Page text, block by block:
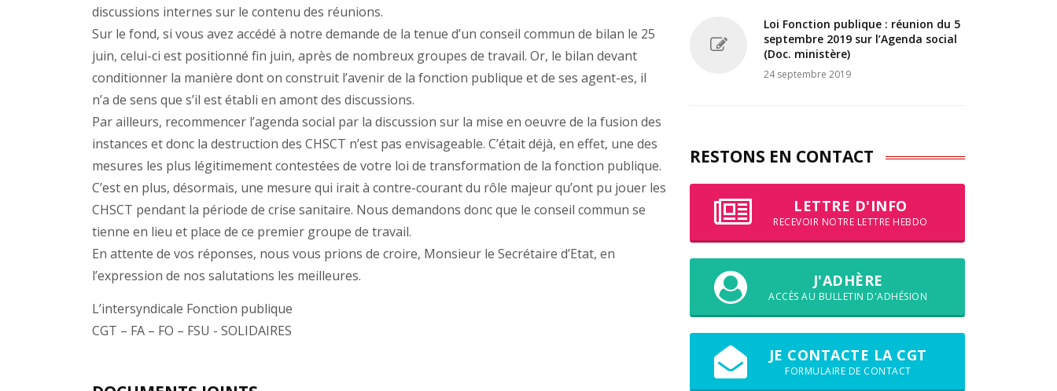
discussions internes sur le contenu des réunions.
Sur le fond, si vous avez accédé à notre demande de la tenue d’un conseil commun de bilan le 25
juin, celui-ci est positionné fin juin, après de nombreux groupes de travail. Or, le bilan devant
conditionner la manière dont on construit l’avenir de la fonction publique et de ses agent-es, il
n’a de sens que s’il est établi en amont des discussions.
Par ailleurs, recommencer l’agenda social par la discussion sur la mise en oeuvre de la fusion des
instances et donc la destruction des CHSCT n’est pas envisageable. C’était déjà, en effet, une des
mesures les plus légitimement contestées de votre loi de transformation de la fonction publique.
C’est en plus, désormais, une mesure qui irait à contre-courant du rôle majeur qu’ont pu jouer les
CHSCT pendant la période de crise sanitaire. Nous demandons donc que le conseil commun se
tienne en lieu et place de ce premier groupe de travail.
En attente de vos réponses, nous vous prions de croire, Monsieur le Secrétaire d’Etat, en
l’expression de nos salutations les meilleures.
L’intersyndicale Fonction publique
CGT – FA – FO – FSU - SOLIDAIRES
Loi Fonction publique : réunion du 5
septembre 2019 sur l’Agenda social
(Doc. ministère)
24 septembre 2019
RESTONS EN CONTACT
LETTRE D'INFO
RECEVOIR NOTRE LETTRE HEBDO
J'ADHÈRE
ACCÈS AU BULLETIN D'ADHÉSION
JE CONTACTE LA CGT
FORMULAIRE DE CONTACT